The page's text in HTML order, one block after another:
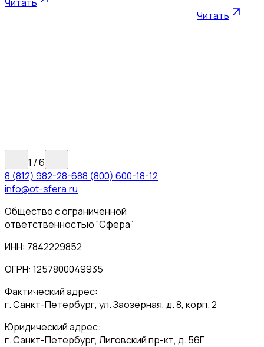
Читать
1 /6
8 (812) 982-28-688 (800) 600-18-12
info@ot-sfera.ru
Общество с ограниченной
ответственностью “Сфера”
ИНН: 7842229852
ОГРН: 1257800049935
Фактический адрес:
г. Санкт-Петербург, ул. Заозерная, д. 8, корп. 2
Юридический адрес:
г. Санкт-Петербург, Лиговский пр-кт, д. 56Г